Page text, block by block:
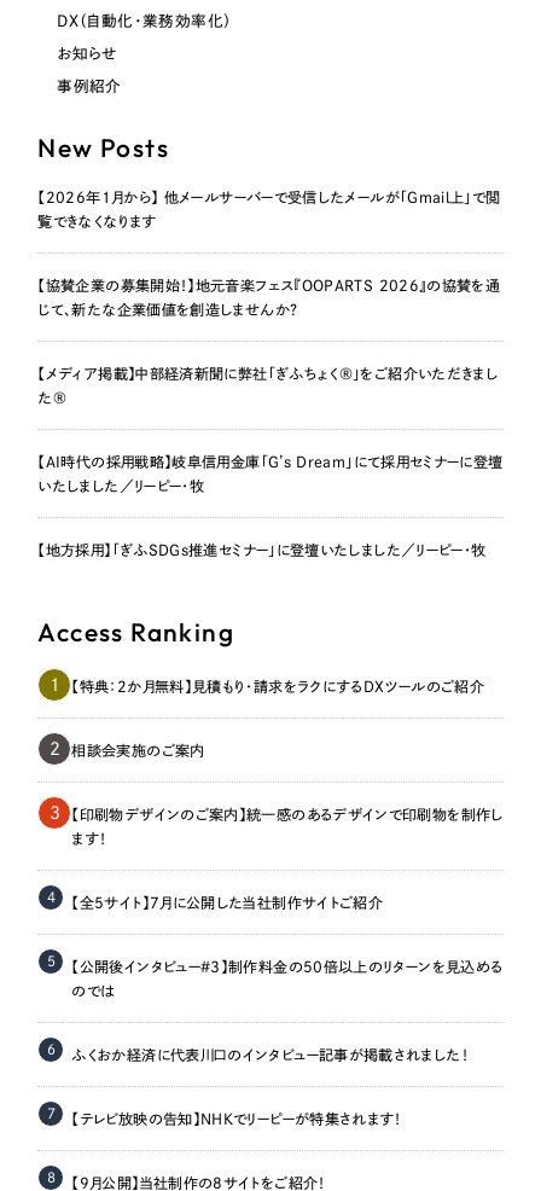
DX（自動化・業務効率化）
お知らせ
事例紹介
New Posts
【2026年1月から】 他メールサーバーで受信したメールが「Gmail上」で閲
覧できなくなります
【協賛企業の募集開始！】地元音楽フェス『OOPARTS 2026』の協賛を通
じて、新たな企業価値を創造しませんか？
【メディア掲載】中部経済新聞に弊社「ぎふちょく®」をご紹介いただきまし
た®
【AI時代の採用戦略】岐阜信用金庫「G’s Dream」にて採用セミナーに登壇
いたしました／リーピー・牧
【地方採用】「ぎふSDGs推進セミナー」に登壇いたしました／リーピー・牧
Access Ranking
1 【特典：2か月無料】見積もり・請求をラクにするDXツールのご紹介
2 相談会実施のご案内
3
【印刷物デザインのご案内】統一感のあるデザインで印刷物を制作し
ます！
4 【全5サイト】7月に公開した当社制作サイトご紹介
5
【公開後インタビュー＃3】制作料金の50倍以上のリターンを見込める
のでは
6 ふくおか経済に代表川口のインタビュー記事が掲載されました！
7 【テレビ放映の告知】NHKでリーピーが特集されます！
8 【9月公開】当社制作の8サイトをご紹介！